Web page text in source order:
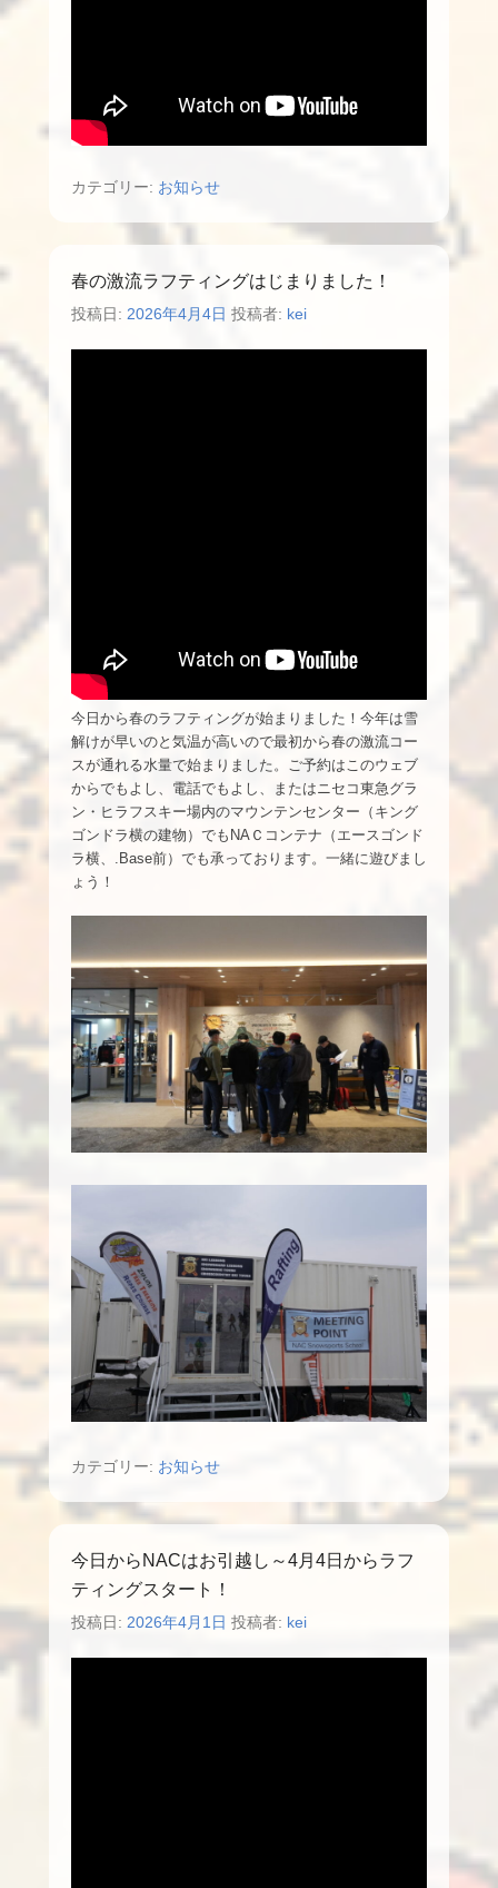
カテゴリー: お知らせ
春の激流ラフティングはじまりました！
投稿日: 2026年4月4日 投稿者: kei
今日から春のラフティングが始まりました！今年は雪
解けが早いのと気温が高いので最初から春の激流コー
スが通れる水量で始まりました。ご予約はこのウェブ
からでもよし、電話でもよし、またはニセコ東急グラ
ン・ヒラフスキー場内のマウンテンセンター（キング
ゴンドラ横の建物）でもNAＣコンテナ（エースゴンド
ラ横、.Base前）でも承っております。一緒に遊びまし
ょう！
カテゴリー: お知らせ
今日からNACはお引越し～4月4日からラフ
ティングスタート！
投稿日: 2026年4月1日 投稿者: kei